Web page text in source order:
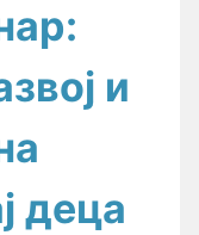
и
деца